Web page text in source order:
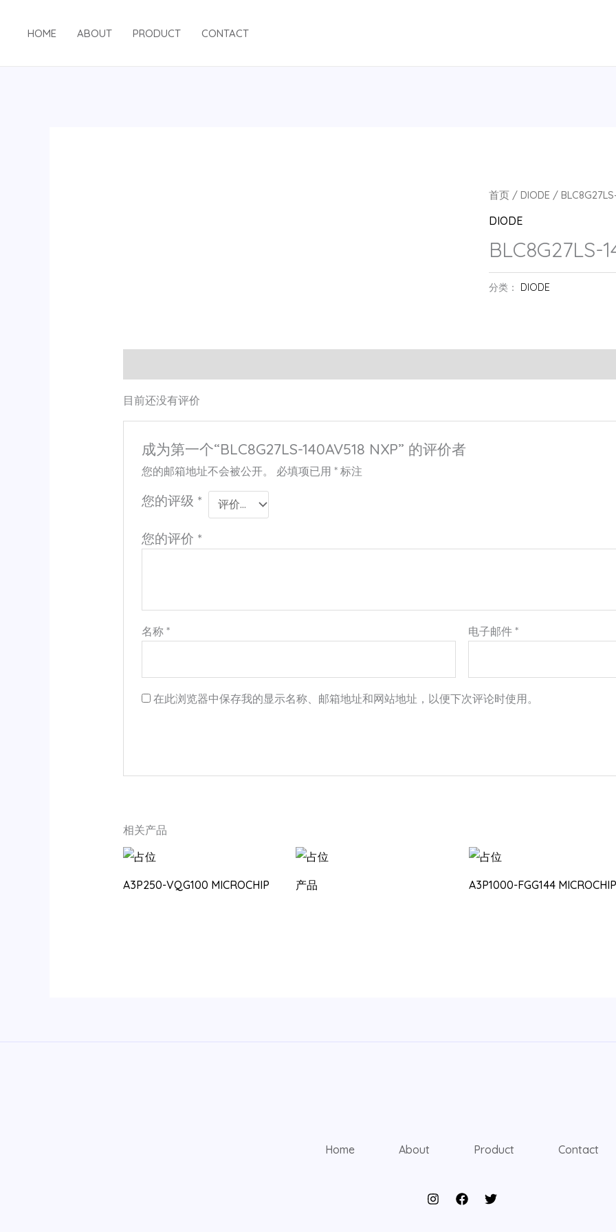
HOME ABOUT PRODUCT CONTACT
首页 /DIODE /
DIODE
BLC8G27LS-
分类： DIODE
目前还没有评价
成为第一个“BLC8G27LS-140AV518 NXP” 的评价者
您的邮箱地址不会被公开。 必填项已用* 标注
您的评级 *
您的评价 *
名称* 电子邮件*
在此浏览器中保存我的显示名称、邮箱地址和网站地址，以便下次评论时使用。
相关产品
A3P250-VQG100 MICROCHIP 产品 A3P1000-FGG144 MICROCHIP
Home About Product Contact